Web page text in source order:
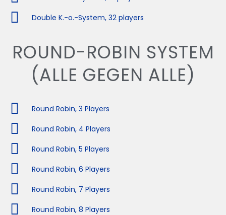
Double K.-o.-System, 32 players
ROUND-ROBIN SYSTEM
(ALLE GEGEN ALLE)
Round Robin, 3 Players
Round Robin, 4 Players
Round Robin, 5 Players
Round Robin, 6 Players
Round Robin, 7 Players
Round Robin, 8 Players